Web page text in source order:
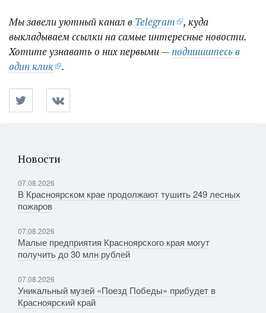
Мы завели уютный канал в Telegram
, куда
выкладываем ссылки на самые интересные новости.
Хотите узнавать о них первыми —подпишитесь в
один клик
.
Новости
07.08.2026
В Красноярском крае продолжают тушить 249 лесных
пожаров
07.08.2026
Малые предприятия Красноярского края могут
получить до 30 млн рублей
07.08.2026
Уникальный музей «Поезд Победы» прибудет в
Красноярский край